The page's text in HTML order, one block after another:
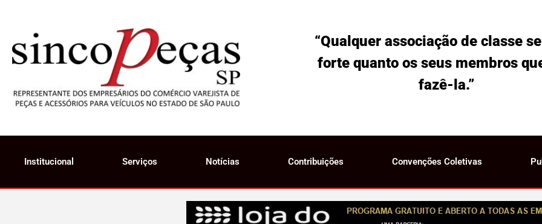
“Qualquer associação de classe
forte quanto os seus membros
fazê-la.”
Institucional Serviços Notícias Contribuições Convenções Coletivas